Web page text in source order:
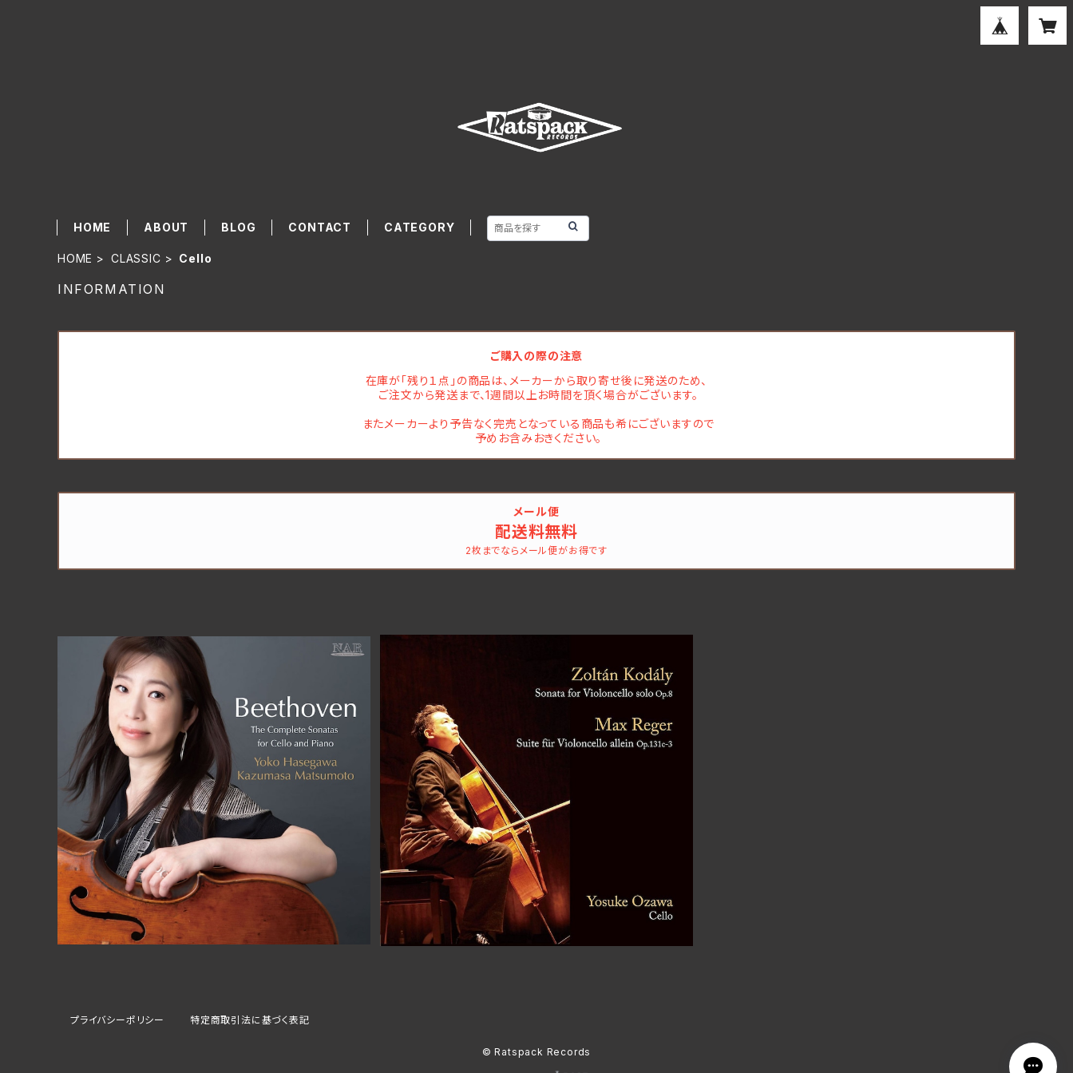
HOME ABOUT BLOG CONTACT CATEGORY
HOME CLASSIC Cello
INFORMATION
ご購入の際の注意
在庫が「残り１点」の商品は、メーカーから取り寄せ後に発送のため、
ご注文から発送まで、1週間以上お時間を頂く場合がございます。
またメーカーより予告なく完売となっている商品も希にございますので
予めお含みおきください。
メール便
配送料無料
2枚までならメール便がお得です
ベートーヴェン：チェロ・ソナタ全曲 / 長谷川陽子
¥4,400
コダーイ／無伴奏チェロ・ソナタレーガー／無伴奏チェ
ロ組曲第3番 / 小澤洋介
プライバシーポリシー 特定商取引法に基づく表記
© Ratspack Records